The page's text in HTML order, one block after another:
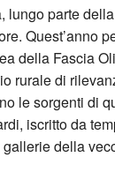
lungo parte
Quest’anno
della Fascia
rurale di
le sorgenti di
iscritto da
della